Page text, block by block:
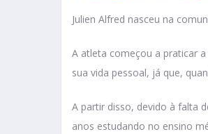
Julien Alfred nasceu na
A atleta começou a praticar
sua vida pessoal, já que,
A partir disso, devido à falta
anos estudando no ensino